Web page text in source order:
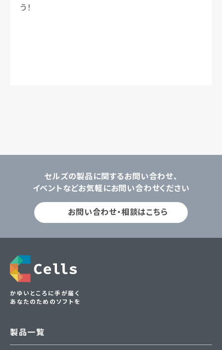
う！
セルズの製品に関するお問い合わせ、
イベントなどお気軽にお問い合わせください
お問い合わせ・相談はこちら
かゆいところに手が届く
あなたのためのソフトを
製品一覧